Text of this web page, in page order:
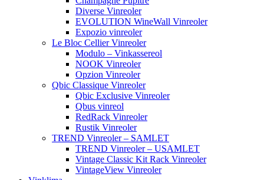
Diverse Vinreoler
EVOLUTION WineWall Vinreoler
Expozio vinreoler
Le Bloc Cellier Vinreoler
Modulo – Vinkassereol
NOOK Vinreoler
Opzion Vinreoler
Qbic Classique Vinreoler
Qbic Exclusive Vinreoler
Qbus vinreol
RedRack Vinreoler
Rustik Vinreoler
TREND Vinreoler – SAMLET
TREND Vinreoler – USAMLET
Vintage Classic Kit Rack Vinreoler
VintageView Vinreoler